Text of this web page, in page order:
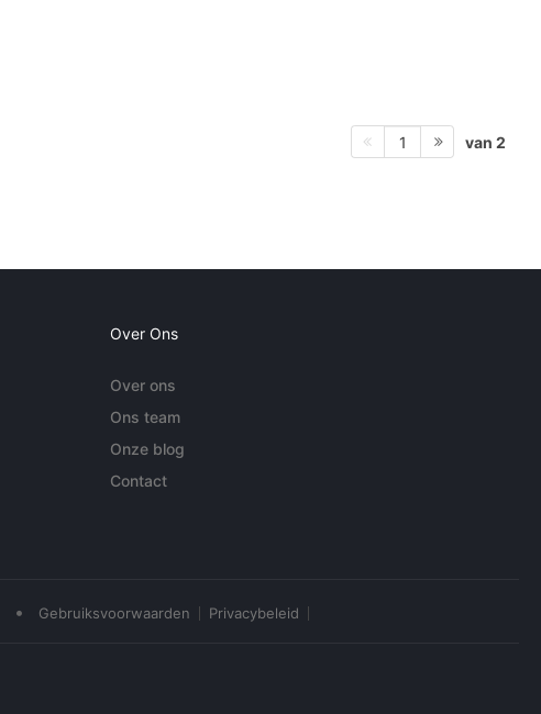
1 van 2
Over Ons
Over ons
Ons team
Onze blog
Contact
• Gebruiksvoorwaarden Privacybeleid